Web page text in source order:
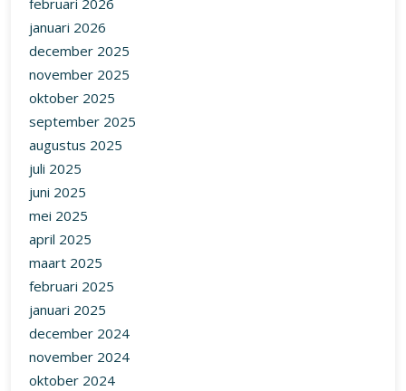
februari 2026
januari 2026
december 2025
november 2025
oktober 2025
september 2025
augustus 2025
juli 2025
juni 2025
mei 2025
april 2025
maart 2025
februari 2025
januari 2025
december 2024
november 2024
oktober 2024